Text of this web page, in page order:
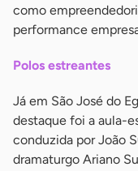
como
performance
Polos estreantes
Já em São José do
destaque foi a aula-
conduzida por João
dramaturgo Ariano